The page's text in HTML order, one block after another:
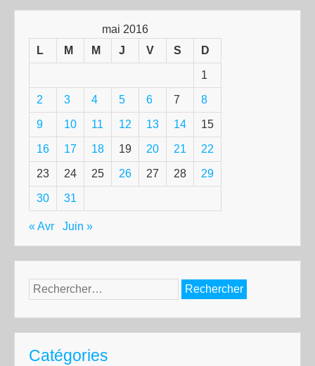
mai 2016
L
M M J V S D
1
2 3 4 5 6 7 8
9 10 11 12 13 14 15
16 17 18 19 20 21 22
23 24 25 26 27 28 29
30 31
« Avr Juin »
Rechercher :
Catégories